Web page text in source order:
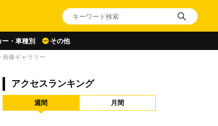
ー・車種別 その他
画像ギャラリー
アクセスランキング
週間 月間